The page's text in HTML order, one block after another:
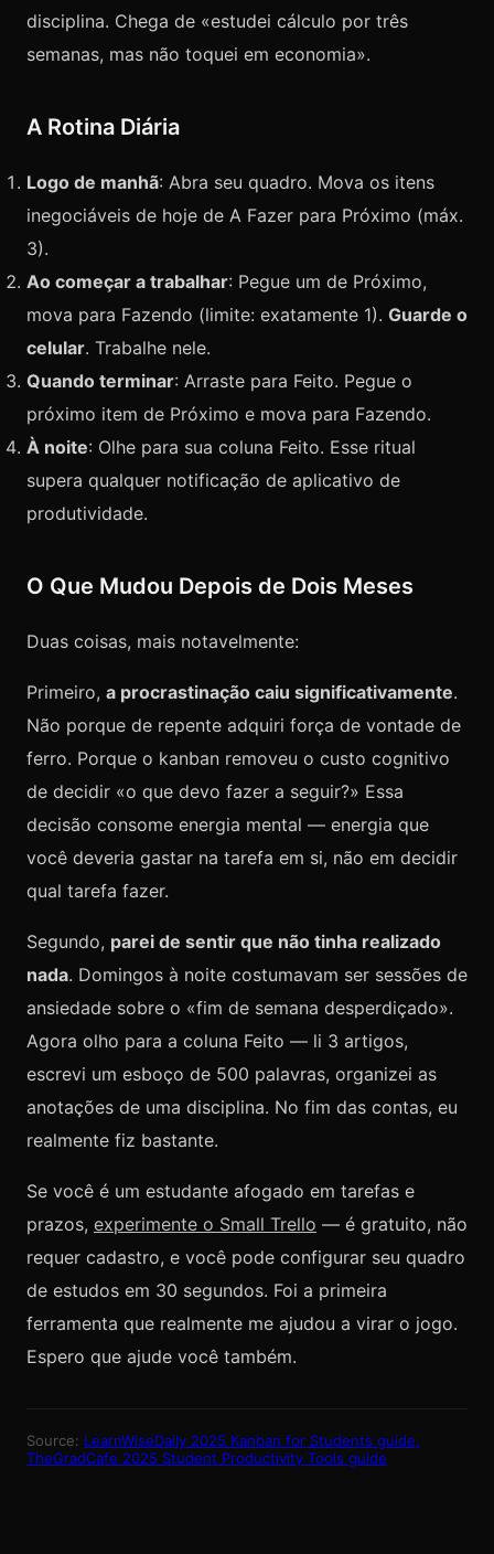
disciplina. Chega de «estudei cálculo por três
semanas, mas não toquei em economia».
A Rotina Diária
Logo de manhã: Abra seu quadro. Mova os itens
inegociáveis de hoje de A Fazer para Próximo (máx.
3).
Ao começar a trabalhar: Pegue um de Próximo,
mova para Fazendo (limite: exatamente 1). Guarde o
celular. Trabalhe nele.
Quando terminar: Arraste para Feito. Pegue o
próximo item de Próximo e mova para Fazendo.
À noite: Olhe para sua coluna Feito. Esse ritual
supera qualquer notificação de aplicativo de
produtividade.
O Que Mudou Depois de Dois Meses
Duas coisas, mais notavelmente:
Primeiro, a procrastinação caiu significativamente.
Não porque de repente adquiri força de vontade de
ferro. Porque o kanban removeu o custo cognitivo
de decidir «o que devo fazer a seguir?» Essa
decisão consome energia mental — energia que
você deveria gastar na tarefa em si, não em decidir
qual tarefa fazer.
Segundo, parei de sentir que não tinha realizado
nada. Domingos à noite costumavam ser sessões de
ansiedade sobre o «fim de semana desperdiçado».
Agora olho para a coluna Feito — li 3 artigos,
escrevi um esboço de 500 palavras, organizei as
anotações de uma disciplina. No fim das contas, eu
realmente fiz bastante.
Se você é um estudante afogado em tarefas e
prazos, experimente o Small Trello — é gratuito, não
requer cadastro, e você pode configurar seu quadro
de estudos em 30 segundos. Foi a primeira
ferramenta que realmente me ajudou a virar o jogo.
Espero que ajude você também.
Source: LearnWiseDaily 2025 Kanban for Students guide,
TheGradCafe 2025 Student Productivity Tools guide